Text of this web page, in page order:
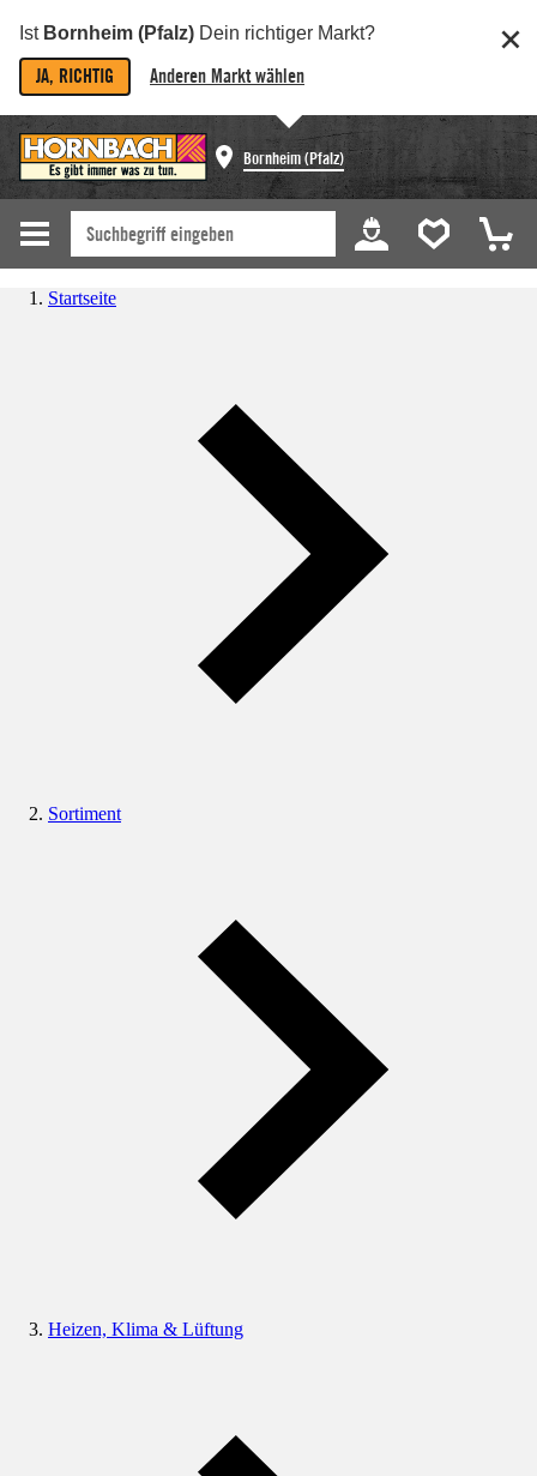
Ist Bornheim (Pfalz) Dein richtiger Markt?
JA, RICHTIG Anderen Markt wählen
Bornheim (Pfalz)
Startseite
Sortiment
Heizen, Klima & Lüftung